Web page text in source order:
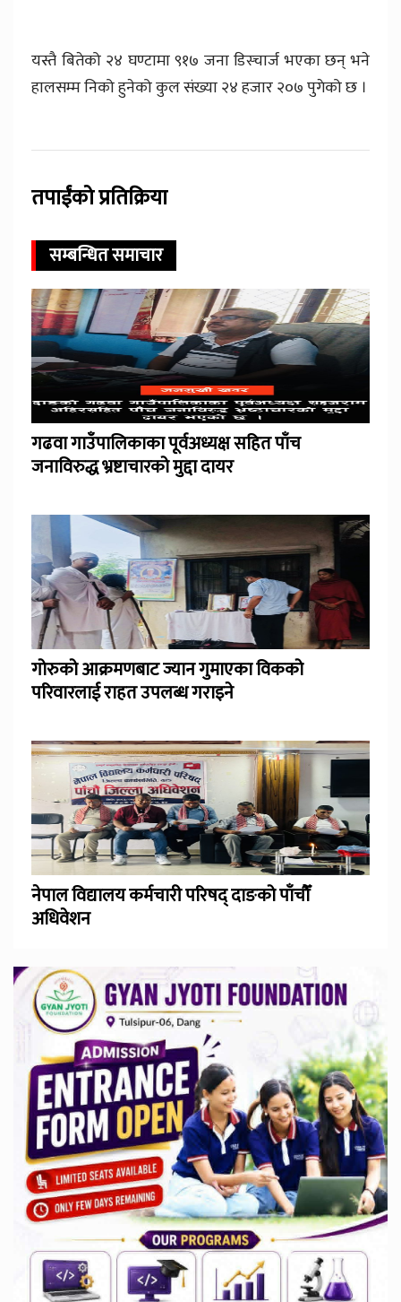
यस्तै बितेको २४ घण्टामा ९१७ जना डिस्चार्ज भएका छन् भने
हालसम्म निको हुनेको कुल संख्या २४ हजार २०७ पुगेको छ ।
तपाईंको प्रतिक्रिया
सम्बन्धित समाचार
गढवा गाउँपालिकाका पूर्वअध्यक्ष सहित पाँच
जनाविरुद्ध भ्रष्टाचारको मुद्दा दायर
गोरुको आक्रमणबाट ज्यान गुमाएका विकको
परिवारलाई राहत उपलब्ध गराइने
नेपाल विद्यालय कर्मचारी परिषद् दाङको पाँचौँ
अधिवेशन